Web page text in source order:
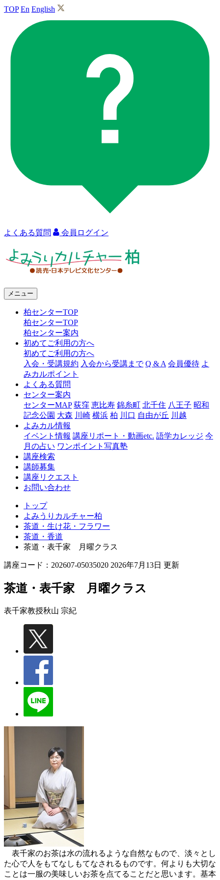
TOP En English
よくある質問 会員ログイン
ャ
メニュー
柏センターTOP
柏センターTOP
柏センター案内
初めてご利用の方へ
初めてご利用の方へ
入会・受講規約 入会から受講まで Q & A 会員優待 よ
みカルポイント
よくある質問
センター案内
センターMAP 荻窪 恵比寿 錦糸町 北千住 八王子 昭和
記念公園 大森 川崎 横浜 柏 川口 自由が丘 川越
よみカル情報
イベント情報 講座リポート・動画etc. 語学カレッジ 今
月の占い ワンポイント写真塾
講座検索
講師募集
講座リクエスト
お問い合わせ
トップ
よみうりカルチャー柏
茶道・生け花・フラワー
茶道・香道
茶道・表千家 月曜クラス
講座コード：202607-05035020 2026年7月13日 更新
茶道・表千家 月曜クラス
表千家教授秋山 宗紀
表千家のお茶は水の流れるような自然なもので、淡々とし
た心で人をもてなしもてなされるものです。何よりも大切な
ことは一服の美味しいお茶を点てることだと思います。基本